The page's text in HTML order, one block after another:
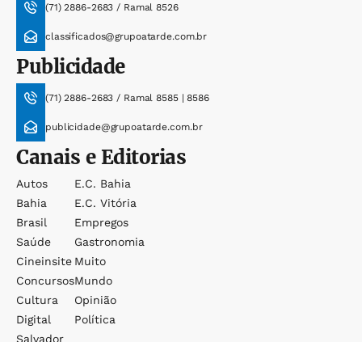
(71) 2886-2683 / Ramal 8526
classificados@grupoatarde.com.br
Publicidade
(71) 2886-2683 / Ramal 8585 | 8586
publicidade@grupoatarde.com.br
Canais e Editorias
Autos
Bahia
Brasil
Saúde
Cineinsite
Concursos
Cultura
Digital
Salvador
E.c. Bahia
E.c. Vitória
Empregos
Gastronomia
Muito
Mundo
Opinião
Política